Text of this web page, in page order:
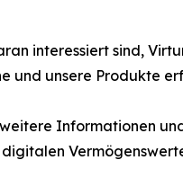
interessiert sind,
und unsere Produkte
Informationen